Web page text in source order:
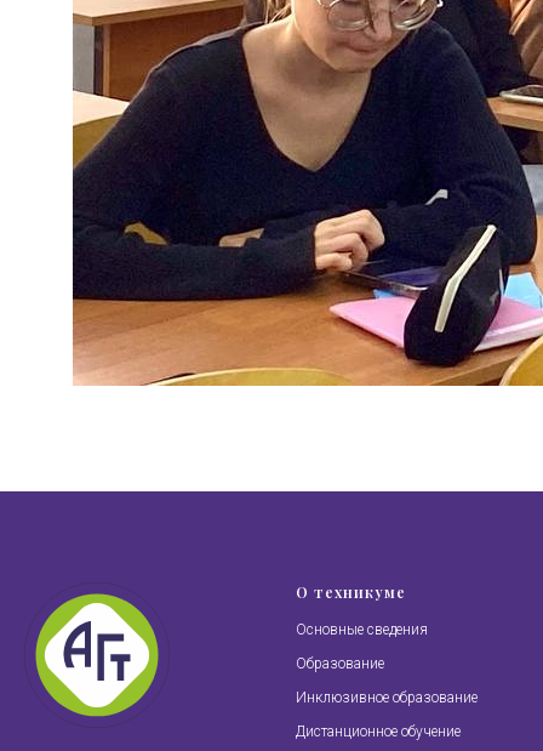
О техникуме
Основные сведения
Образование
Инклюзивное образование
Дистанционное обучение